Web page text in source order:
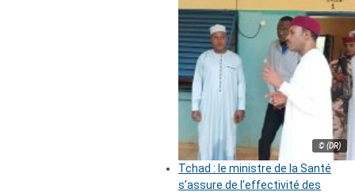
© (DR)
Tchad : le ministre de la Santé
s’assure de l’effectivité des